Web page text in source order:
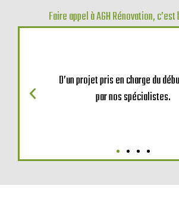
Faire appel à AGH Rénovation,
D’un projet pris en charge du
par nos spécialistes.